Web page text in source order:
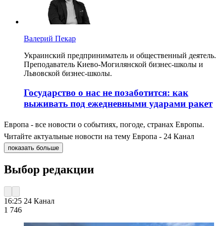
Валерий Пекар
Украинский предприниматель и общественный деятель.
Преподаватель Киево-Могилянской бизнес-школы и
Львовской бизнес-школы.
Государство о нас не позаботится: как
выживать под ежедневными ударами ракет
Европа - все новости о событиях, погоде, странах Европы.
Читайте актуальные новости на тему Европа - 24 Канал
показать больше
Выбор редакции
16:25 24 Канал
1 746